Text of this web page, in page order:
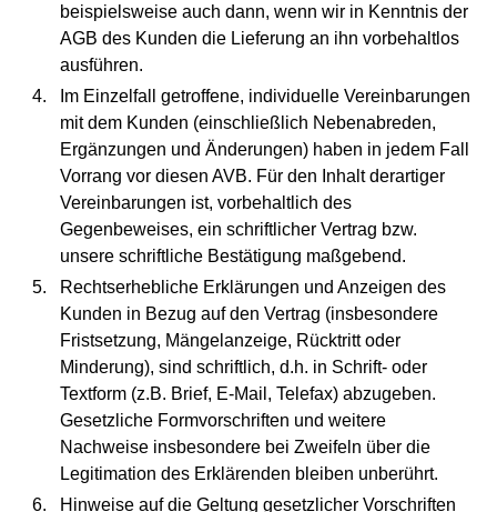
beispielsweise auch dann, wenn wir in Kenntnis der
AGB des Kunden die Lieferung an ihn vorbehaltlos
ausführen.
Im Einzelfall getroffene, individuelle Vereinbarungen
mit dem Kunden (einschließlich Nebenabreden,
Ergänzungen und Änderungen) haben in jedem Fall
Vorrang vor diesen AVB. Für den Inhalt derartiger
Vereinbarungen ist, vorbehaltlich des
Gegenbeweises, ein schriftlicher Vertrag bzw.
unsere schriftliche Bestätigung maßgebend.
Rechtserhebliche Erklärungen und Anzeigen des
Kunden in Bezug auf den Vertrag (insbesondere
Fristsetzung, Mängelanzeige, Rücktritt oder
Minderung), sind schriftlich, d.h. in Schrift- oder
Textform (z.B. Brief, E-Mail, Telefax) abzugeben.
Gesetzliche Formvorschriften und weitere
Nachweise insbesondere bei Zweifeln über die
Legitimation des Erklärenden bleiben unberührt.
Hinweise auf die Geltung gesetzlicher Vorschriften